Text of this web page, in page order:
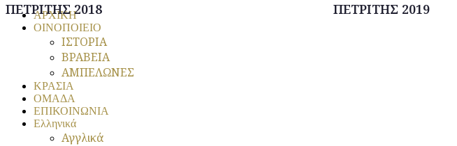
ΑΡΧΙΚΗ
ΟΙΝΟΠΟΙΕΙΟ
ΙΣΤΟΡΙΑ
ΒΡΑΒΕΙΑ
ΑΜΠΕΛΩΝΕΣ
ΚΡΑΣΙΑ
ΟΜΑΔΑ
ΕΠΙΚΟΙΝΩΝΙΑ
Ελληνικά
Αγγλικά
ΠΕΤΡΙΤΗΣ 2018 ΠΕΤΡΙΤΗΣ 2019